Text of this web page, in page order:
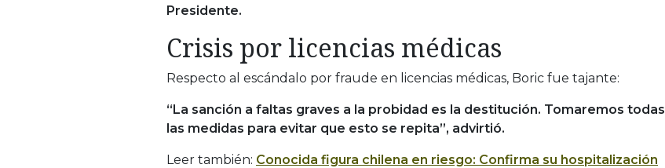
Presidente.
Crisis por licencias médicas
Respecto al escándalo por fraude en licencias médicas, Boric fue tajante:
“La sanción a faltas graves a la probidad es la destitución. Tomaremos todas
las medidas para evitar que esto se repita”, advirtió.
Leer también: Conocida figura chilena en riesgo: Confirma su hospitalización